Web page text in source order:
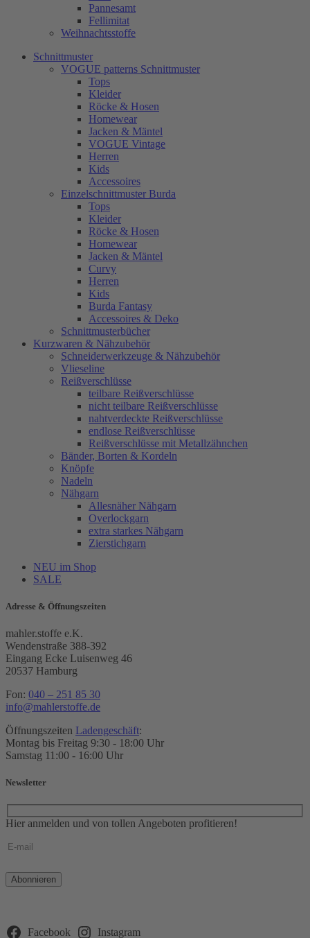
Pannesamt
Fellimitat
Weihnachtsstoffe
Schnittmuster
VOGUE patterns Schnittmuster
Tops
Kleider
Röcke & Hosen
Homewear
Jacken & Mäntel
VOGUE Vintage
Herren
Kids
Accessoires
Einzelschnittmuster Burda
Tops
Kleider
Röcke & Hosen
Homewear
Jacken & Mäntel
Curvy
Herren
Kids
Burda Fantasy
Accessoires & Deko
Schnittmusterbücher
Kurzwaren & Nähzubehör
Schneiderwerkzeuge & Nähzubehör
Vlieseline
Reißverschlüsse
teilbare Reißverschlüsse
nicht teilbare Reißverschlüsse
nahtverdeckte Reißverschlüsse
endlose Reißverschlüsse
Reißverschlüsse mit Metallzähnchen
Bänder, Borten & Kordeln
Knöpfe
Nadeln
Nähgarn
Allesnäher Nähgarn
Overlockgarn
extra starkes Nähgarn
Zierstichgarn
NEU im Shop
SALE
Adresse & Öffnungszeiten
mahler.stoffe e.K.
Wendenstraße 388-392
Eingang Ecke Luisenweg 46
20537 Hamburg
Fon: 040 – 251 85 30
info@mahlerstoffe.de
Öffnungszeiten Ladengeschäft:
Montag bis Freitag 9:30 - 18:00 Uhr
Samstag 11:00 - 16:00 Uhr
Newsletter
Hier anmelden und von tollen Angeboten profitieren!
Bitte
lasse
leer.
Facebook Instagram